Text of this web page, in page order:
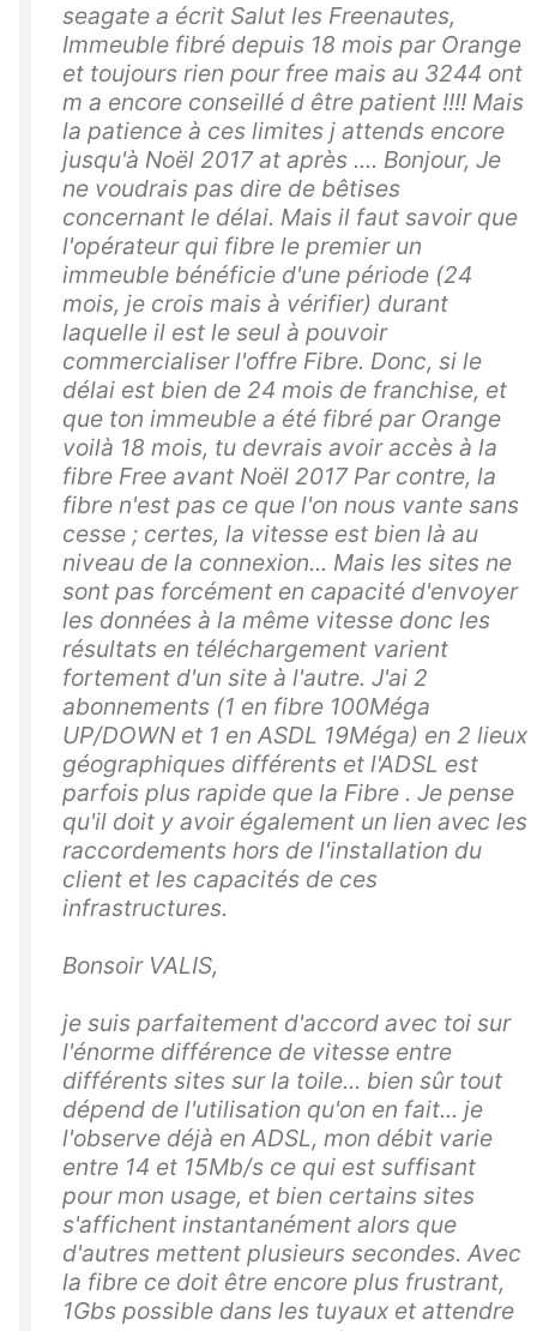
seagate a écrit Salut les Freenautes,
Immeuble fibré depuis 18 mois par Orange
et toujours rien pour free mais au 3244 ont
m a encore conseillé d être patient !!!! Mais
la patience à ces limites j attends encore
jusqu'à Noël 2017 at après .... Bonjour, Je
ne voudrais pas dire de bêtises
concernant le délai. Mais il faut savoir que
l'opérateur qui fibre le premier un
immeuble bénéficie d'une période (24
mois, je crois mais à vérifier) durant
laquelle il est le seul à pouvoir
commercialiser l'offre Fibre. Donc, si le
délai est bien de 24 mois de franchise, et
que ton immeuble a été fibré par Orange
voilà 18 mois, tu devrais avoir accès à la
fibre Free avant Noël 2017 Par contre, la
fibre n'est pas ce que l'on nous vante sans
cesse ; certes, la vitesse est bien là au
niveau de la connexion... Mais les sites ne
sont pas forcément en capacité d'envoyer
les données à la même vitesse donc les
résultats en téléchargement varient
fortement d'un site à l'autre. J'ai 2
abonnements (1 en fibre 100Méga
UP/DOWN et 1 en ASDL 19Méga) en 2 lieux
géographiques différents et l'ADSL est
parfois plus rapide que la Fibre . Je pense
qu'il doit y avoir également un lien avec les
raccordements hors de l'installation du
client et les capacités de ces
infrastructures.
Bonsoir VALIS,
je suis parfaitement d'accord avec toi sur
l'énorme différence de vitesse entre
différents sites sur la toile... bien sûr tout
dépend de l'utilisation qu'on en fait... je
l'observe déjà en ADSL, mon débit varie
entre 14 et 15Mb/s ce qui est suffisant
pour mon usage, et bien certains sites
s'affichent instantanément alors que
d'autres mettent plusieurs secondes. Avec
la fibre ce doit être encore plus frustrant,
1Gbs possible dans les tuyaux et attendre